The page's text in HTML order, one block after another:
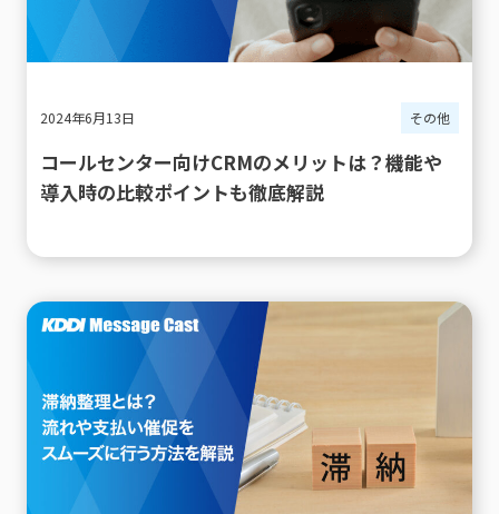
2024年6月13日 その他
コールセンター向けCRMのメリットは？機能や
導入時の比較ポイントも徹底解説